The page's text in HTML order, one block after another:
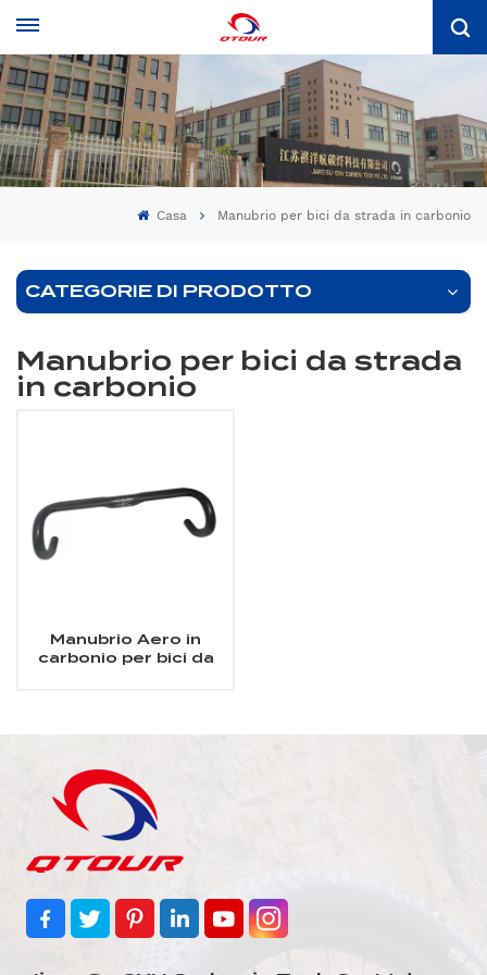
Casa Manubrio per bici da strada in carbonio
CATEGORIE DI PRODOTTO
Manubrio per bici da strada
in carbonio
Manubrio Aero in
carbonio per bici da